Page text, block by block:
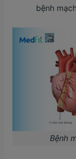
bệnh
Bệnh